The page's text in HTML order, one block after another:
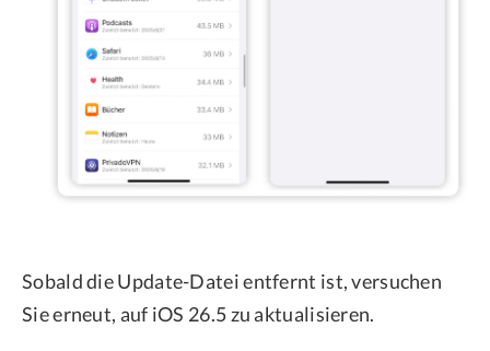
Sobald die Update-Datei entfernt ist, versuchen
Sie erneut, auf iOS 26.5 zu aktualisieren.